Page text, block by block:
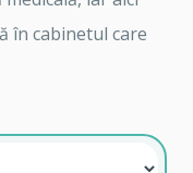
în cabinetul care